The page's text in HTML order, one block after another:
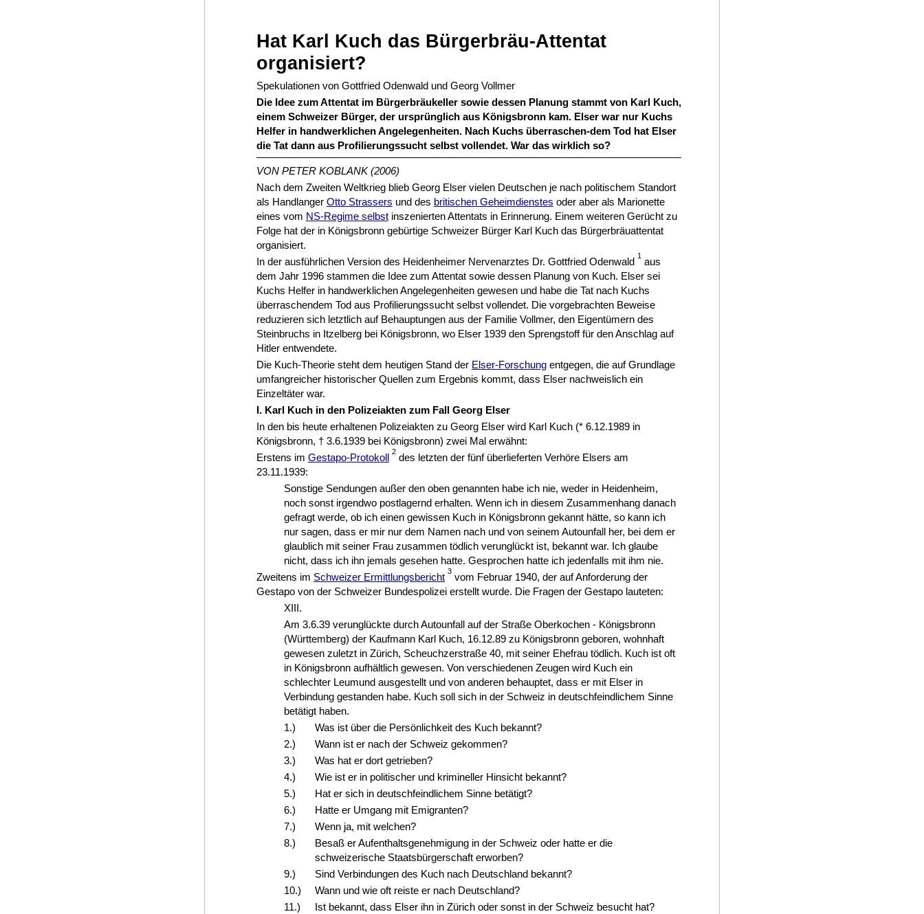
Hat Karl Kuch das Bürgerbräu-Attentat
organisiert?
Spekulationen von Gottfried Odenwald und Georg Vollmer
Die Idee zum Attentat im Bürgerbräukeller sowie dessen Planung stammt von Karl Kuch,
einem Schweizer Bürger, der ursprünglich aus Königsbronn kam. Elser war nur Kuchs
Helfer in handwerklichen Angelegenheiten. Nach Kuchs überraschen-dem Tod hat Elser
die Tat dann aus Profilierungssucht selbst vollendet. War das wirklich so?
VON PETER KOBLANK (2006)
Nach dem Zweiten Weltkrieg blieb Georg Elser vielen Deutschen je nach politischem Standort
als Handlanger Otto Strassers und des britischen Geheimdienstes oder aber als Marionette
eines vom NS-Regime selbstinszenierten Attentats in Erinnerung. Einem weiteren Gerücht zu
Folge hat der in Königsbronn gebürtige Schweizer Bürger Karl Kuch das Bürgerbräuattentat
organisiert.
In der ausführlichen Version des Heidenheimer Nervenarztes Dr. Gottfried Odenwald 1aus
dem Jahr 1996 stammen die Idee zum Attentat sowie dessen Planung von Kuch. Elser sei
Kuchs Helfer in handwerklichen Angelegenheiten gewesen und habe die Tat nach Kuchs
überraschendem Tod aus Profilierungssucht selbst vollendet. Die vorgebrachten Beweise
reduzieren sich letztlich auf Behauptungen aus der Familie Vollmer, den Eigentümern des
Steinbruchs in Itzelberg bei Königsbronn, wo Elser 1939 den Sprengstoff für den Anschlag auf
Hitler entwendete.
Die Kuch-Theorie steht dem heutigen Stand der Elser-Forschungentgegen, die auf Grundlage
umfangreicher historischer Quellen zum Ergebnis kommt, dass Elser nachweislich ein
Einzeltäter war.
I. Karl Kuch in den Polizeiakten zum Fall Georg Elser
In den bis heute erhaltenen Polizeiakten zu Georg Elser wird Karl Kuch (* 6.12.1989 in
Königsbronn, † 3.6.1939 bei Königsbronn) zwei Mal erwähnt:
Erstens im Gestapo-Protokoll 2des letzten der fünf überlieferten Verhöre Elsers am
23.11.1939:
Sonstige Sendungen außer den oben genannten habe ich nie, weder in Heidenheim,
noch sonst irgendwo postlagernd erhalten. Wenn ich in diesem Zusammenhang danach
gefragt werde, ob ich einen gewissen Kuch in Königsbronn gekannt hätte, so kann ich
nur sagen, dass er mir nur dem Namen nach und von seinem Autounfall her, bei dem er
glaublich mit seiner Frau zusammen tödlich verunglückt ist, bekannt war. Ich glaube
nicht, dass ich ihn jemals gesehen hatte. Gesprochen hatte ich jedenfalls mit ihm nie.
Zweitens im Schweizer Ermittlungsbericht 3vom Februar 1940, der auf Anforderung der
Gestapo von der Schweizer Bundespolizei erstellt wurde. Die Fragen der Gestapo lauteten:
XIII.
Am 3.6.39 verunglückte durch Autounfall auf der Straße Oberkochen - Königsbronn
(Württemberg) der Kaufmann Karl Kuch, 16.12.89 zu Königsbronn geboren, wohnhaft
gewesen zuletzt in Zürich, Scheuchzerstraße 40, mit seiner Ehefrau tödlich. Kuch ist oft
in Königsbronn aufhältlich gewesen. Von verschiedenen Zeugen wird Kuch ein
schlechter Leumund ausgestellt und von anderen behauptet, dass er mit Elser in
Verbindung gestanden habe. Kuch soll sich in der Schweiz in deutschfeindlichem Sinne
betätigt haben.
1.)
Was ist über die Persönlichkeit des Kuch bekannt?
2.)
Wann ist er nach der Schweiz gekommen?
3.)
Was hat er dort getrieben?
4.)
Wie ist er in politischer und krimineller Hinsicht bekannt?
5.)
Hat er sich in deutschfeindlichem Sinne betätigt?
6.)
Hatte er Umgang mit Emigranten?
7.)
Wenn ja, mit welchen?
8.)
Besaß er Aufenthaltsgenehmigung in der Schweiz oder hatte er die
schweizerische Staatsbürgerschaft erworben?
9.)
Sind Verbindungen des Kuch nach Deutschland bekannt?
10.)
Wann und wie oft reiste er nach Deutschland?
11.)
Ist bekannt, dass Elser ihn in Zürich oder sonst in der Schweiz besucht hat?